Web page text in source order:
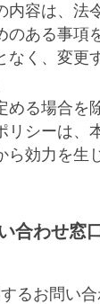
内容は、法
のある事項
なく、変更
める場合を
リシーは、
ら効力を生
合わせ窓口
るお問い